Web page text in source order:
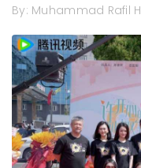
By: Muhammad Rafil